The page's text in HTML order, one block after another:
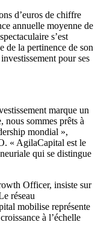
d’euros de chiffre
annuelle moyenne de
s’est
de la pertinence de son
pour ses
marque un
nous sommes prêts à
mondial »,
« AgilaCapital est le
qui se distingue
Officer, insiste sur
réseau
mobilise représente
à l’échelle